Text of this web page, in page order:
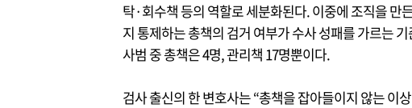
탁·회수책 등의 역할로 세분화된다. 이중에 조직을 만
지 통제하는 총책의 검거 여부가 수사 성패를 가르는
사범 중 총책은 4명, 관리책 17명뿐이다.
검사 출신의 한 변호사는 “총책을 잡아들이지 않는 이